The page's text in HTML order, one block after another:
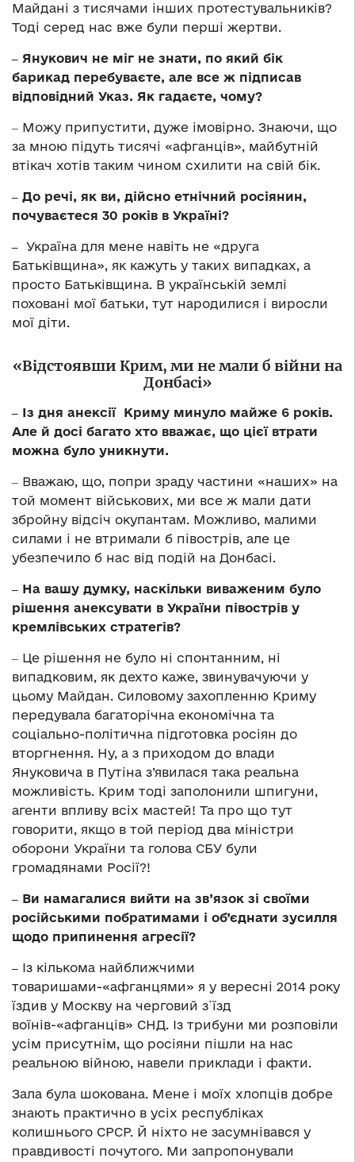
Майдані з тисячами інших протестувальників?
Тоді серед нас вже були перші жертви.
‒ Янукович не міг не знати, по який бік
барикад перебуваєте, але все ж підписав
відповідний Указ. Як гадаєте, чому?
‒ Можу припустити, дуже імовірно. Знаючи, що
за мною підуть тисячі «афганців», майбутній
втікач хотів таким чином схилити на свій бік.
‒ До речі, як ви, дійсно етнічний росіянин,
почуваєтеся 30 років в Україні?
‒ Україна для мене навіть не «друга
Батьківщина», як кажуть у таких випадках, а
просто Батьківщина. В українській землі
поховані мої батьки, тут народилися і виросли
мої діти.
«Відстоявши Крим, ми не мали б війни на
Донбасі»
‒ Із дня анексії Криму минуло майже 6 років.
Але й досі багато хто вважає, що цієї втрати
можна було уникнути.
‒ Вважаю, що, попри зраду частини «наших» на
той момент військових, ми все ж мали дати
збройну відсіч окупантам. Можливо, малими
силами і не втримали б півострів, але це
убезпечило б нас від подій на Донбасі.
‒ На вашу думку, наскільки виваженим було
рішення анексувати в України півострів у
кремлівських стратегів?
‒ Це рішення не було ні спонтанним, ні
випадковим, як дехто каже, звинувачуючи у
цьому Майдан. Силовому захопленню Криму
передувала багаторічна економічна та
соціально-політична підготовка росіян до
вторгнення. Ну, а з приходом до влади
Януковича в Путіна з’явилася така реальна
можливість. Крим тоді заполонили шпигуни,
агенти впливу всіх мастей! Та про що тут
говорити, якщо в той період два міністри
оборони України та голова СБУ були
громадянами Росії?!
‒ Ви намагалися вийти на зв’язок зі своїми
російськими побратимами і об’єднати зусилля
щодо припинення агресії?
‒ Із кількома найближчими
товаришами-«афганцями» я у вересні 2014 року
їздив у Москву на черговий з`їзд
воїнів-«афганців» СНД. Із трибуни ми розповіли
усім присутнім, що росіяни пішли на нас
реальною війною, навели приклади і факти.
Зала була шокована. Мене і моїх хлопців добре
знають практично в усіх республіках
колишнього СРСР. Й ніхто не засумнівався у
правдивості почутого. Ми запропонували